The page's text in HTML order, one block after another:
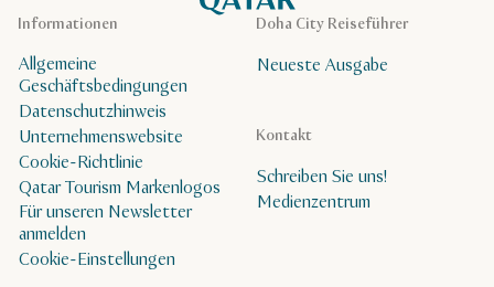
Doha City Reiseführer
Neueste Ausgabe
Kontakt
Schreiben Sie uns!
Medienzentrum
Informationen
Allgemeine
Geschäftsbedingungen
Datenschutzhinweis
Unternehmenswebsite
Cookie-Richtlinie
Qatar Tourism Markenlogos
Für unseren Newsletter
anmelden
Cookie-Einstellungen